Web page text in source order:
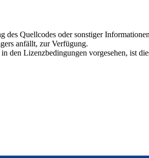
des Quellcodes oder sonstiger
anfällt, zur Verfügung.
den Lizenzbedingungen vorgesehen, ist